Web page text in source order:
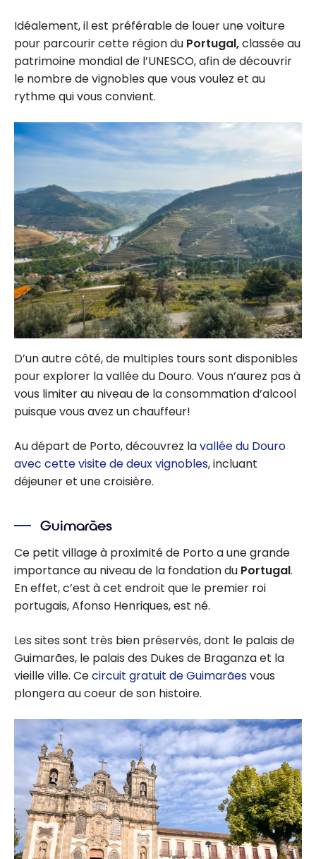
Idéalement, il est préférable de louer une voiture
pour parcourir cette région du Portugal,classée au
patrimoine mondial de l’UNESCO, afin de découvrir
le nombre de vignobles que vous voulez et au
rythme qui vous convient.
D’un autre côté, de multiples tours sont disponibles
pour explorer la vallée du Douro. Vous n’aurez pas à
vous limiter au niveau de la consommation d’alcool
puisque vous avez un chauffeur!
Au départ de Porto, découvrez lavallée du Douro
avec cette visite de deux vignobles, incluant
déjeuner et une croisière.
Guimarães
Ce petit village à proximité de Porto a une grande
importance au niveau de la fondation du Portugal.
En effet, c’est à cet endroit que le premier roi
portugais, Afonso Henriques, est né.
Les sites sont très bien préservés, dont le palais de
Guimarães, le palais des Dukes de Braganza et la
vieille ville. Cecircuit gratuit de Guimarãesvous
plongera au coeur de son histoire.